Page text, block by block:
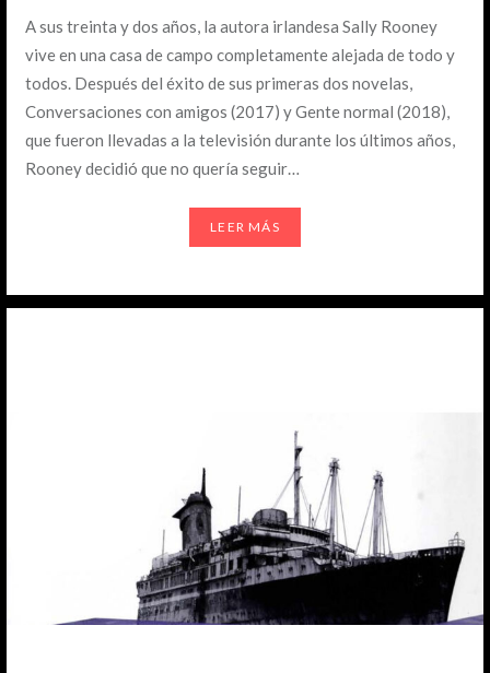
A sus treinta y dos años, la autora irlandesa Sally Rooney
vive en una casa de campo completamente alejada de todo y
todos. Después del éxito de sus primeras dos novelas,
Conversaciones con amigos (2017) y Gente normal (2018),
que fueron llevadas a la televisión durante los últimos años,
Rooney decidió que no quería seguir…
LEER MÁS